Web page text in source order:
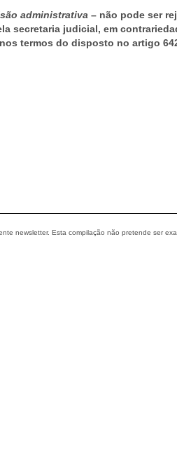
administrativa – não pode ser
secretaria judicial, em
termos do disposto no artigo
newsletter. Esta compilação não pretende ser